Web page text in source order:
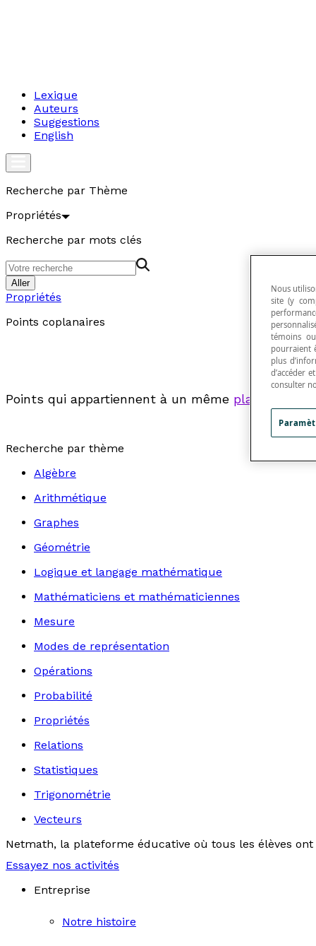
Lexique
Auteurs
Suggestions
English
Recherche par Thème
Propriétés
Recherche par mots clés
Aller
Propriétés
Points coplanaires
Points qui appartiennent à un même plan
Recherche par thème
Algèbre
Arithmétique
Graphes
Géométrie
Logique et langage mathématique
Mathématiciens et mathématiciennes
Mesure
Modes de représentation
Opérations
Probabilité
Propriétés
Relations
Statistiques
Trigonométrie
Vecteurs
Netmath, la plateforme éducative où tous les élèves
Essayez nos activités
Entreprise
Notre histoire
Nous
site (y
témoins
pourraient
plus
d’accéder
consulter